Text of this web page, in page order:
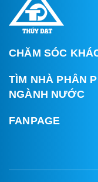
CHĂM SÓC
TÌM NHÀ PHÂN
NGÀNH NƯỚC
FANPAGE